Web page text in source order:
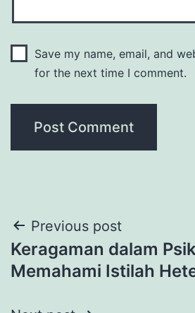
Save my name, email, and
for the next time I comment.
Post
navigation
Previous post
Keragaman dalam
Memahami Istilah